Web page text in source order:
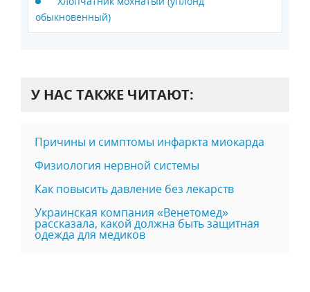
обыкновенный)
У НАС ТАКЖЕ ЧИТАЮТ:
Причины и симптомы инфаркта миокарда
Физиология нервной системы
Как повысить давление без лекарств
Украинская компания «Венетомед»
рассказала, какой должна быть защитная
одежда для медиков